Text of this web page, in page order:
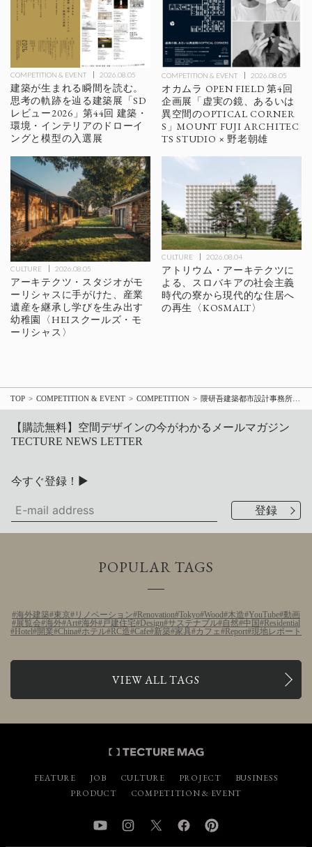
COMPETITION & EVENT 2026.08.05
建築が生まれる瞬間を読む。
思考の軌跡を辿る建築展「SD
レビュー2026」第44回 建築・
環境・インテリアのドローイ
ングと模型の入選展
COMPETITION & EVENT 2026.08.05
オカムラ OPEN FIELD 第4回
企画展「虚実の鏡、あるいは
異空間のOPTICAL CORNER
S」MOUNT FUJI ARCHITEC
TS STUDIO × 野老朝雄
CULTURE 2026.08.05
アーキテクツ・スタジオがモ
ーリシャスに手がけた、産業
遺産を継承し学びを生み出す
幼稚園〈HEIスクールズ・モ
ーリシャス〉
CULTURE 2026.08.04
アトリウム・アーキテクツに
よる、スロバキアの社会主義
時代の寮から現代的な住居へ
の再生〈KOSMALT〉
TOP COMPETITION & EVENT COMPETITION
【購読無料】空間デザインの今がわかるメールマガジン
TECTURE NEWS LETTER
今すぐ登録！▶
POPULAR TAGS
海外建築 東京 リノベーション Renovation Tokyo Wood 木造 YouTube 動画
展覧会 海外 Art 海外 戸建住宅 Design サステナブル 自然 中国
Residential
Hotel 開業 China ホテル RC造 Cafe 新築 家具 カフェ Report 現地レポート
VIEW ALL TAGS
FEATURE JOB CULTURE PROJECT
BUSINESS
PRODUCT
COMPETITION & EVENT
YouTube InstagramTwitter Facebook